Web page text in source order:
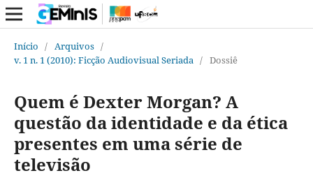
Início / Arquivos /
v. 1 n. 1 (2010): Ficção Audiovisual Seriada / Dossiê
Quem é Dexter Morgan? A
questão da identidade e da ética
presentes em uma série de
televisão